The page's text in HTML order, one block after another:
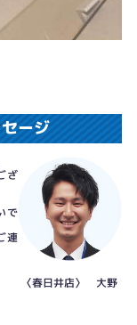
ージ
ざ
で
連
〈春日井店〉 大野